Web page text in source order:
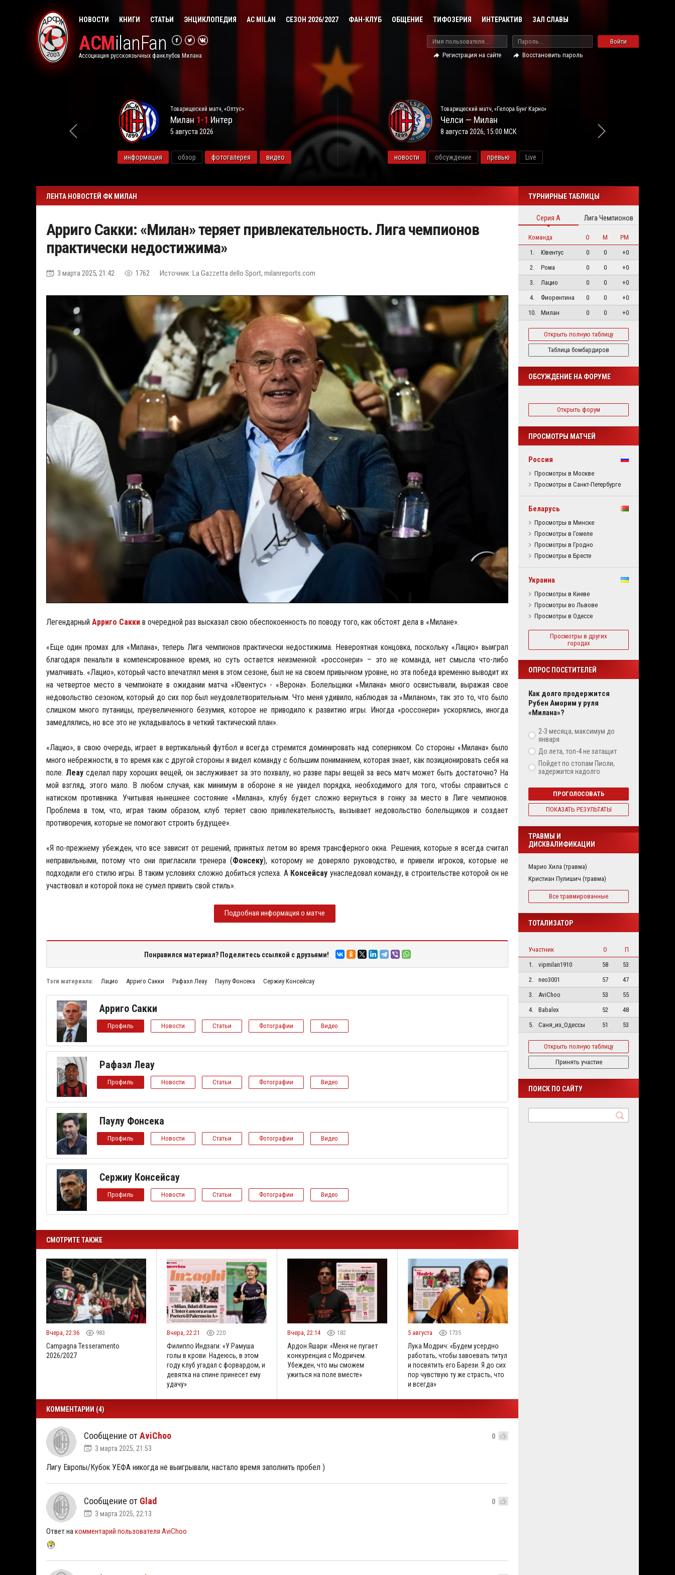
НОВОСТИ КНИГИ СТАТЬИ ЭНЦИКЛОПЕДИЯ AC MILAN СЕЗОН 2026/2027 ФАН-КЛУБ ОБЩЕНИЕ ТИФОЗЕРИЯ ИНТЕРАКТИВ ЗАЛ СЛАВЫ
ACMilanFan
Ассоциация русскоязычных фанклубов Милана
Войти
Регистрация на сайте
Восстановить пароль
Товарищеский матч, «Оптус»
Милан 1-1 Интер
5 августа 2026
информация обзор фотогалерея видео
Товарищеский матч, «Гелора Бунг Карно»
Челси — Милан
8 августа 2026, 15:00 МСК
новости обсуждение превью Live
ЛЕНТА НОВОСТЕЙ ФК МИЛАН
Арриго Сакки: «Милан» теряет привлекательность. Лига чемпионов
практически недостижима»
3 марта 2025, 21:42 1762 Источник: La Gazzetta dello Sport, milanreports.com
Легендарный Арриго Сакки в очередной раз высказал свою обеспокоенность по поводу того, как обстоят дела в «Милане».
«Еще один промах для «Милана», теперь Лига чемпионов практически недостижима. Невероятная концовка, поскольку «Лацио» выиграл
благодаря пенальти в компенсированное время, но суть остается неизменной: «россонери» – это не команда, нет смысла что-либо
умалчивать. «Лацио», который часто впечатлял меня в этом сезоне, был не на своем привычном уровне, но эта победа временно выводит их
на четвертое место в чемпионате в ожидании матча «Ювентус» - «Верона». Болельщики «Милана» много освистывали, выражая свое
недовольство сезоном, который до сих пор был неудовлетворительным. Что меня удивило, наблюдая за «Миланом», так это то, что было
слишком много путаницы, преувеличенного безумия, которое не приводило к развитию игры. Иногда «россонери» ускорялись, иногда
замедлялись, но все это не укладывалось в четкий тактический план».
«Лацио», в свою очередь, играет в вертикальный футбол и всегда стремится доминировать над соперником. Со стороны «Милана» было
много небрежности, в то время как с другой стороны я видел команду с большим пониманием, которая знает, как позиционировать себя на
поле. Леау сделал пару хороших вещей, он заслуживает за это похвалу, но разве пары вещей за весь матч может быть достаточно? На
мой взгляд, этого мало. В любом случая, как минимум в обороне я не увидел порядка, необходимого для того, чтобы справиться с
натиском противника. Учитывая нынешнее состояние «Милана», клубу будет сложно вернуться в гонку за место в Лиге чемпионов.
Проблема в том, что, играя таким образом, клуб теряет свою привлекательность, вызывает недовольство болельщиков и создает
противоречия, которые не помогают строить будущее».
«Я по-прежнему убежден, что все зависит от решений, принятых летом во время трансферного окна. Решения, которые я всегда считал
неправильными, потому что они пригласили тренера (Фонсеку), которому не доверяло руководство, и привели игроков, которые не
подходили его стилю игры. В таким условиях сложно добиться успеха. А Консейсау унаследовал команду, в строительстве которой он не
участвовал и которой пока не сумел привить свой стиль».
Подробная информация о матче
Понравился материал? Поделитесь ссылкой с друзьями!
Тэги материала: Лацио Арриго Сакки Рафаэл Леау Паулу Фонсека Сержиу Консейсау
Арриго Сакки
Профиль Новости Статьи Фотографии Видео
Рафаэл Леау
Профиль Новости Статьи Фотографии Видео
Паулу Фонсека
Профиль Новости Статьи Фотографии Видео
Сержиу Консейсау
Профиль Новости Статьи Фотографии Видео
СМОТРИТЕ ТАКЖЕ
Вчера, 22:36 983
Campagna Tesseramento
2026/2027
Вчера, 22:21 220
Филиппо Индзаги: «У Рамуша
голы в крови. Надеюсь, в этом
году клуб угадал с форвардом, и
девятка на спине принесет ему
удачу»
Вчера, 22:14 182
Ардон Яшари: «Меня не пугает
конкуренция с Модричем.
Убежден, что мы сможем
ужиться на поле вместе»
5 августа 1735
Лука Модрич: «Будем усердно
работать, чтобы завоевать титул
и посвятить его Барези. Я до сих
пор чувствую ту же страсть, что
и всегда»
КОММЕНТАРИИ (4)
Сообщение отAviChoo
3 марта 2025, 21:53
0
Лигу Европы/Кубок УЕФА никогда не выигрывали, настало время заполнить пробел )
Сообщение от Glad
3 марта 2025, 22:13
0
Ответ накомментарий пользователя AviChoo
ТУРНИРНЫЕ ТАБЛИЦЫ
Серия А Лига Чемпионов
Команда О М
РМ
1.
Ювентус 0 0
+0
2.
Рома 0 0
+0
3.
Лацио 0 0
+0
4.
Фиорентина 0 0
+0
10.
Милан 0 0 +0
Открыть полную таблицу
Таблица бомбардиров
ОБСУЖДЕНИЕ НА ФОРУМЕ
Открыть форум
ПРОСМОТРЫ МАТЧЕЙ
Россия
Просмотры в Москве
Просмотры в Санкт-Петербурге
Беларусь
Просмотры в Минске
Просмотры в Гомеле
Просмотры в Гродно
Просмотры в Бресте
Украина
Просмотры в Киеве
Просмотры во Львове
Просмотры в Одессе
Просмотры в других
городах
ОПРОС ПОСЕТИТЕЛЕЙ
Как долго продержится
Рубен Аморим у руля
«Милана»?
2-3 месяца, максимум до
января
До лета, топ-4 не затащит
Пойдет по стопам Пиоли,
задержится надолго
ПРОГОЛОСОВАТЬ
ПОКАЗАТЬ РЕЗУЛЬТАТЫ
ТРАВМЫ И
ДИСКВАЛИФИКАЦИИ
Марио Хила (травма)
Кристиан Пулишич (травма)
Все травмированные
ТОТАЛИЗАТОР
Участник О
П
1.
vipmilan1910 58
53
2.
neo3001 57
47
3.
AviChoo 53
55
4.
Babalex 52
48
5.
Саня_из_Одессы 51 53
Открыть полную таблицу
Принять участие
ПОИСК ПО САЙТУ